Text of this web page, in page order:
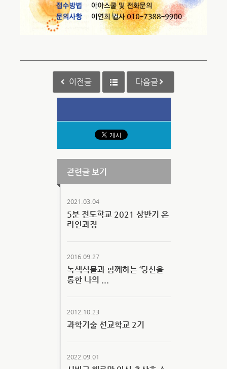
이전글 다음글
관련글 보기
2021.03.04
5분 전도학교 2021 상반기 온
라인과정
2016.09.27
녹색식물과 함께하는 ‘당신을
통한 나의 ...
2012.10.23
과학기술 선교학교 2기
2022.09.01